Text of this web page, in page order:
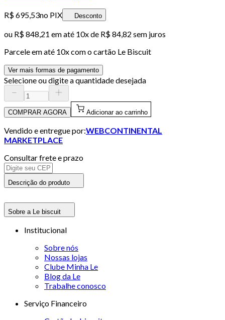
R$ 695,53no PIX Desconto
ou R$ 848,21 em até 10x de R$ 84,82 sem juros
Parcele em até 10x com o cartão Le Biscuit
Ver mais formas de pagamento
Selecione ou digite a quantidade desejada
COMPRAR AGORA Adicionar ao carrinho
Vendido e entregue por:WEBCONTINENTAL
MARKETPLACE
Consultar frete e prazo
Descrição do produto
Sobre a Le biscuit
Institucional
Sobre nós
Nossas lojas
Clube Minha Le
Blog da Le
Trabalhe conosco
Serviço Financeiro